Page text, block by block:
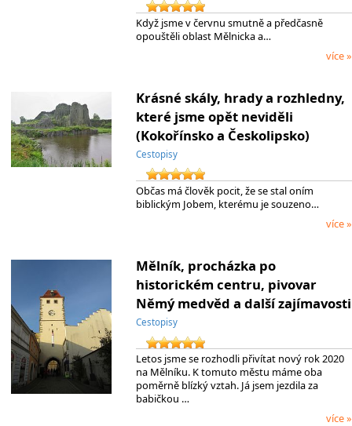
Když jsme v červnu smutně a předčasně
opouštěli oblast Mělnicka a…
více »
Krásné skály, hrady a rozhledny,
které jsme opět neviděli
(Kokořínsko a Českolipsko)
Cestopisy
Občas má člověk pocit, že se stal oním
biblickým Jobem, kterému je souzeno…
více »
Mělník, procházka po
historickém centru, pivovar
Němý medvěd a další zajímavosti
Cestopisy
Letos jsme se rozhodli přivítat nový rok 2020
na Mělníku. K tomuto městu máme oba
poměrně blízký vztah. Já jsem jezdila za
babičkou …
více »